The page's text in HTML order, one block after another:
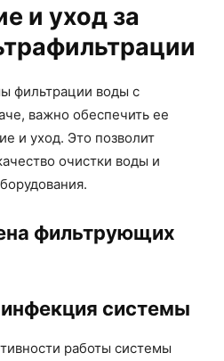
и уход за
фильтрации воды с
важно обеспечить ее
и уход. Это позволит
очистки воды и
фильтрующих
системы
работы системы